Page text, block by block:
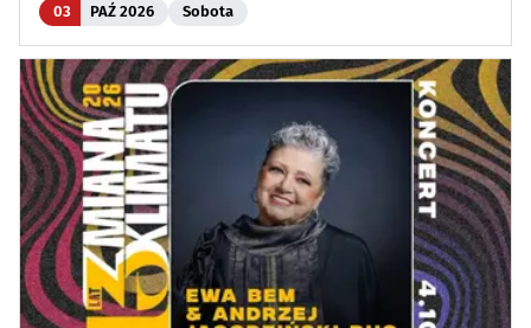
03 PAŹ 2026 Sobota